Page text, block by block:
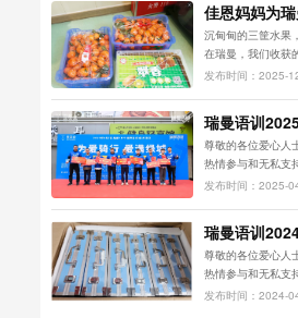
心骑友与社会各界
佳恩妈妈为
水果
沉甸甸的三筐水果
在瑞曼，我们收获
步，还有家长的理
不负所托。 ...
发布时间：2025-
瑞曼语训
行”公益活动
捐赠明细公示
尊敬的各位爱心人士、
热情参与和无私支
一届“为爱骑行”公
细公示如下，以表
发布时间：2025-
瑞曼语训
行”公益活动
捐赠明细公示
尊敬的各位爱心人士、
热情参与和无私支
届“为爱骑行”公益
发布时间：2024-